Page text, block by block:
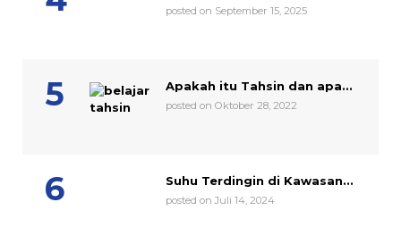
posted on September 15, 2025
Apakah itu Tahsin dan apa...
posted on Oktober 28, 2022
Suhu Terdingin di Kawasan...
posted on Juli 14, 2024